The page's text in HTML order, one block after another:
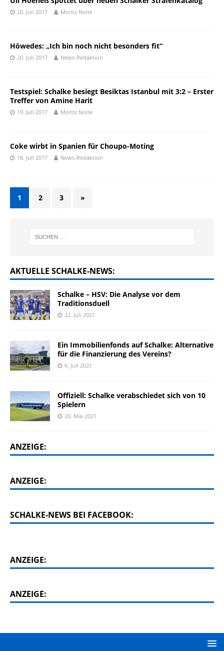
20. Juli 2017 Moritz Nolte
Höwedes: „Ich bin noch nicht besonders fit“
20. Juli 2017 News-Redaktion
Testspiel: Schalke besiegt Besiktas Istanbul mit 3:2 – Erster
Treffer von Amine Harit
19. Juli 2017 Moritz Nolte
Coke wirbt in Spanien für Choupo-Moting
18. Juli 2017 News-Redaktion
1 2 3 »
AKTUELLE SCHALKE-NEWS:
Schalke – HSV: Die Analyse vor dem
Traditionsduell
22. Juli 2021
Ein Immobilienfonds auf Schalke: Alternative
für die Finanzierung des Vereins?
6. Juli 2021
Offiziell: Schalke verabschiedet sich von 10
Spielern
20. Mai 2021
ANZEIGE:
ANZEIGE:
SCHALKE-NEWS BEI FACEBOOK:
ANZEIGE:
ANZEIGE: